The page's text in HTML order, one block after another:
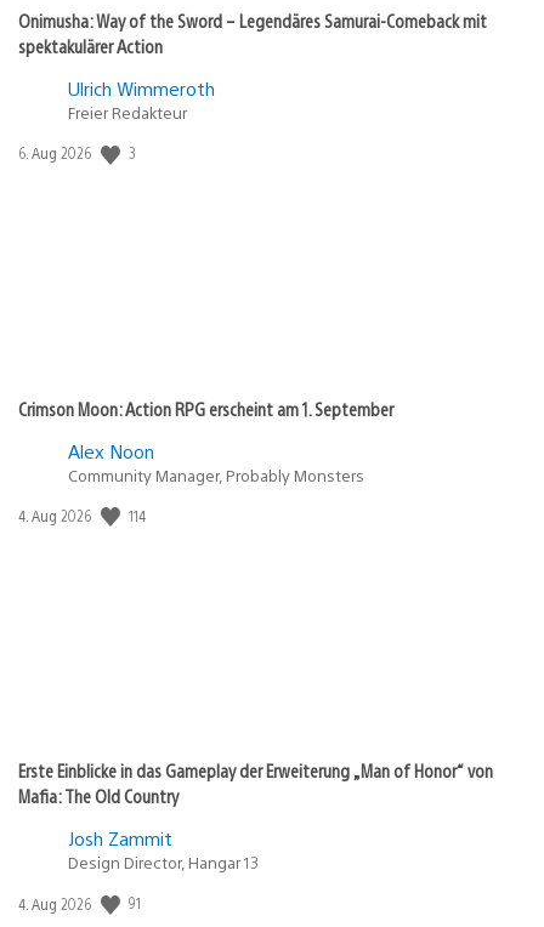
Onimusha: Way of the Sword – Legendäres Samurai-Comeback mit
spektakulärer Action
Ulrich Wimmeroth
Freier Redakteur
Veröffentlichungsdatum:
6. Aug 2026 3
Crimson Moon: Action RPG erscheint am 1. September
Alex Noon
Community Manager, Probably Monsters
Veröffentlichungsdatum:
4. Aug 2026 114
Erste Einblicke in das Gameplay der Erweiterung „Man of Honor“ von
Mafia: The Old Country
Josh Zammit
Design Director, Hangar 13
Veröffentlichungsdatum:
4. Aug 2026 91